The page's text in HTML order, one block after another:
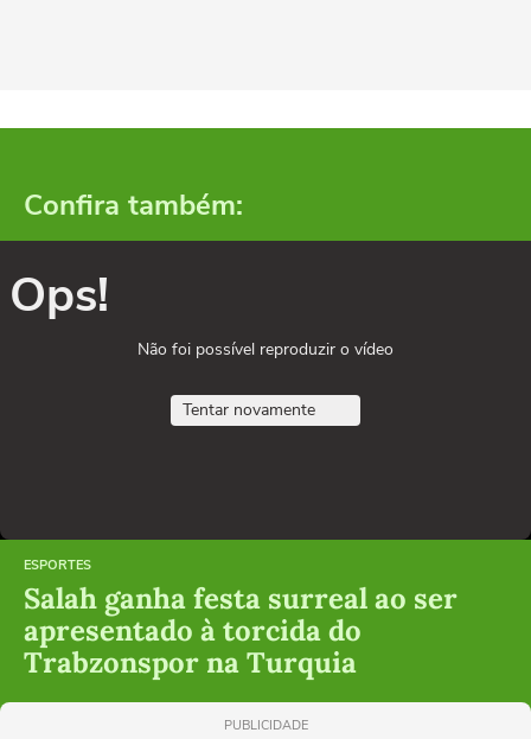
Confira também:
Ops!
Não foi possível reproduzir o vídeo
Tentar novamente
ESPORTES
Salah ganha festa surreal ao ser
apresentado à torcida do
Trabzonspor na Turquia
PUBLICIDADE